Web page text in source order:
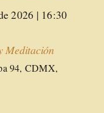
2026 | 16:30
Meditación
94, CDMX,